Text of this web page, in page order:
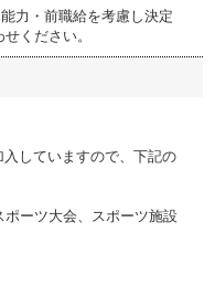
力・前職給を考慮し決定
ください。
していますので、下記の
ポーツ大会、スポーツ施設